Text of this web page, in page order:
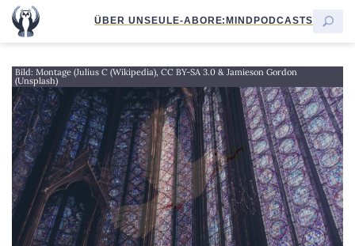
ÜBER UNSEULE-ABORE:MINDPODCASTS
Bild: Montage (Julius C (Wikipedia), CC BY-SA 3.0 & Jamieson Gordon
(Unsplash)